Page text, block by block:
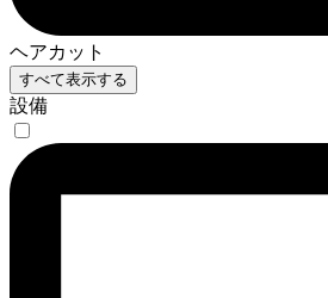
ヘアカット
すべて表示する
設備